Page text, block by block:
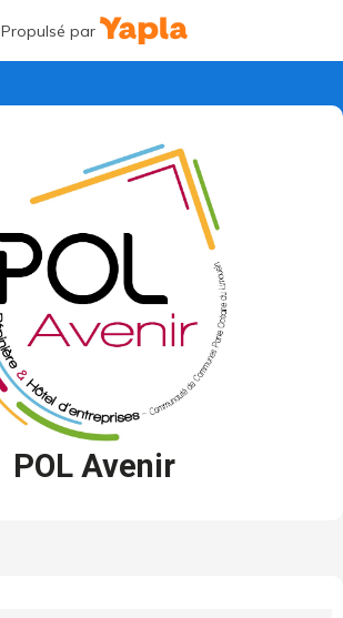
Propulsé par
POL Avenir